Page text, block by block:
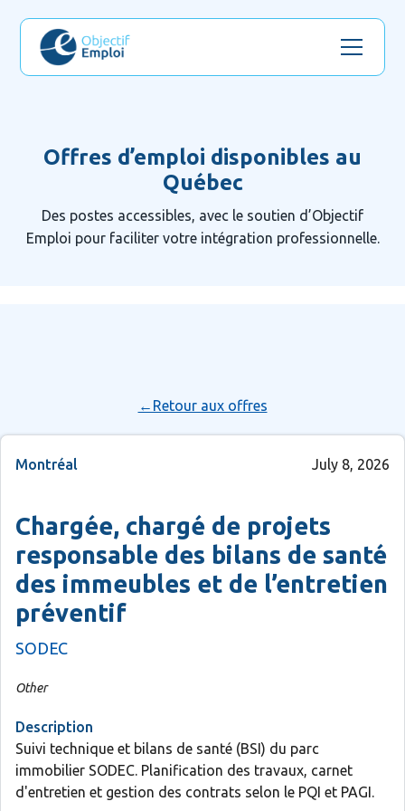
Offres d’emploi disponibles au
Québec
Des postes accessibles, avec le soutien d’Objectif
Emploi pour faciliter votre intégration professionnelle.
←Retour aux offres
Montréal July 8, 2026
Chargée, chargé de projets
responsable des bilans de santé
des immeubles et de l’entretien
préventif
SODEC
Other
Description
Suivi technique et bilans de santé (BSI) du parc
immobilier SODEC. Planification des travaux, carnet
d'entretien et gestion des contrats selon le PQI et PAGI.